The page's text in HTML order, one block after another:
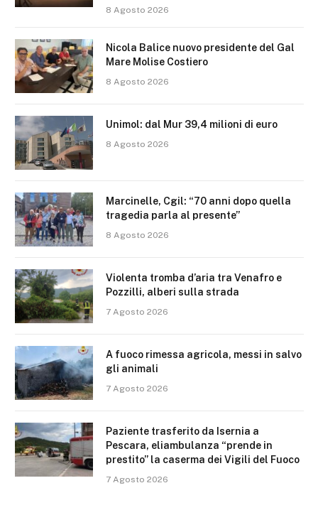
8 Agosto 2026
Nicola Balice nuovo presidente del Gal
Mare Molise Costiero
8 Agosto 2026
Unimol: dal Mur 39,4 milioni di euro
8 Agosto 2026
Marcinelle, Cgil: “70 anni dopo quella
tragedia parla al presente”
8 Agosto 2026
Violenta tromba d’aria tra Venafro e
Pozzilli, alberi sulla strada
7 Agosto 2026
A fuoco rimessa agricola, messi in salvo
gli animali
7 Agosto 2026
Paziente trasferito da Isernia a
Pescara, eliambulanza “prende in
prestito” la caserma dei Vigili del Fuoco
7 Agosto 2026